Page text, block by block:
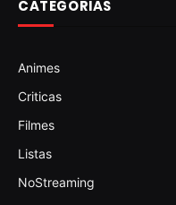
CATEGORIAS
Animes
Criticas
Filmes
Listas
NoStreaming